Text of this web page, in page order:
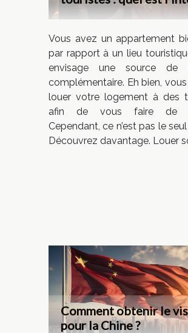
Vous avez un appartement
par rapport à un lieu
envisage une source de
complémentaire. Eh bien,
louer votre logement à des
afin de vous faire de
Cependant, ce n’est pas le
Découvrez davantage. Louer
Comment obtenir le
pour la Chine ?